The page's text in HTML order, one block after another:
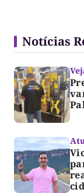
Notícias